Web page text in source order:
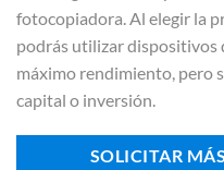
fotocopiadora. Al elegir la
podrás utilizar dispositivos
máximo rendimiento, pero
capital o inversión.
SOLICITAR